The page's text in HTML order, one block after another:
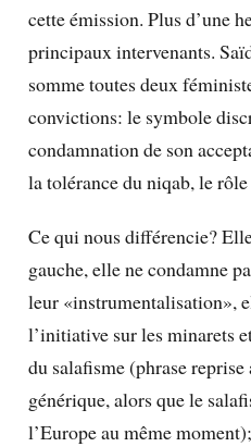
cette émission. Plus d’une
principaux intervenants.
somme toutes deux
convictions: le symbole
condamnation de son
la tolérance du niqab, le
Ce qui nous différencie?
gauche, elle ne condamne
leur «instrumentalisation»,
l’initiative sur les minarets
du salafisme (phrase
générique, alors que le
l’Europe au même